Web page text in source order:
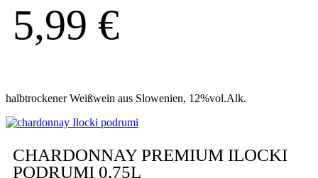
5,99 €
halbtrockener Weißwein aus Slowenien, 12%vol.Alk.
CHARDONNAY PREMIUM ILOCKI
PODRUMI 0,75L